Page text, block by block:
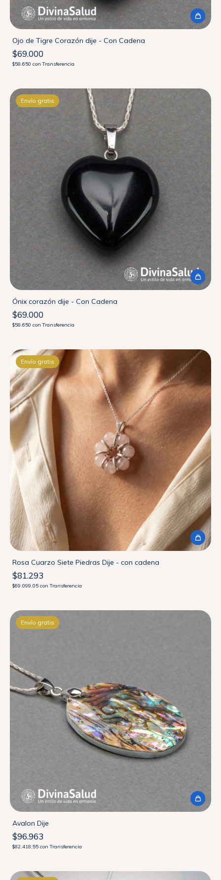
Ojo de Tigre Corazón dije - Con Cadena
$69.000
$58.650 con Transferencia
Envío gratis
Ónix corazón dije - Con Cadena
$69.000
$58.650 con Transferencia
Envío gratis
Rosa Cuarzo Siete Piedras Dije - con cadena
$81.293
$69.099,05 con Transferencia
Envío gratis
Avalon Dije
$96.963
$82.418,55 con Transferencia